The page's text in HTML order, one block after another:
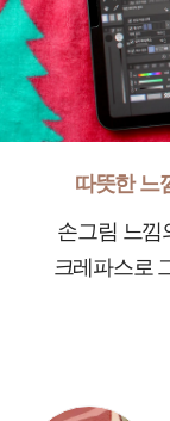
따뜻한 느
손그림 느낌
크레파스로